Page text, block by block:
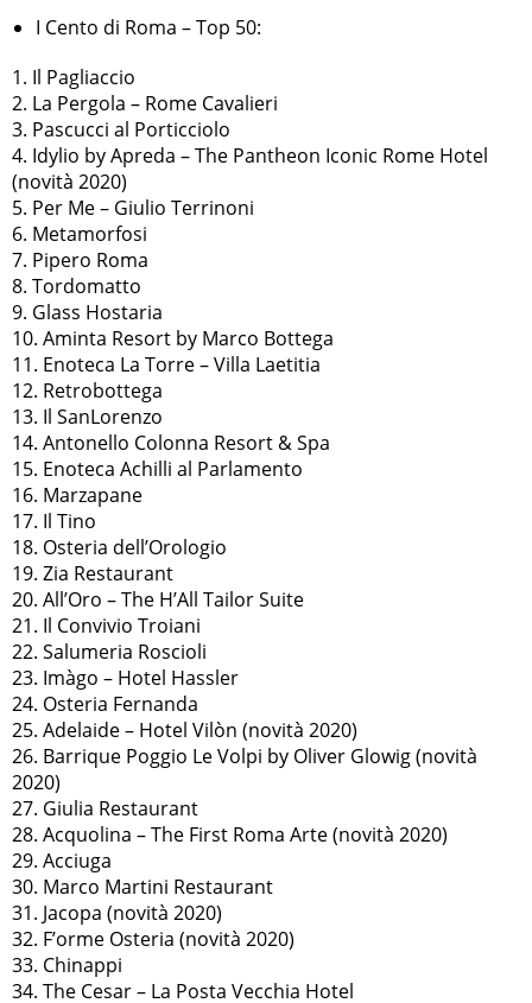
I Cento di Roma – Top 50:
1. Il Pagliaccio
2. La Pergola – Rome Cavalieri
3. Pascucci al Porticciolo
4. Idylio by Apreda – The Pantheon Iconic Rome Hotel
(novità 2020)
5. Per Me – Giulio Terrinoni
6. Metamorfosi
7. Pipero Roma
8. Tordomatto
9. Glass Hostaria
10. Aminta Resort by Marco Bottega
11. Enoteca La Torre – Villa Laetitia
12. Retrobottega
13. Il SanLorenzo
14. Antonello Colonna Resort & Spa
15. Enoteca Achilli al Parlamento
16. Marzapane
17. Il Tino
18. Osteria dell’Orologio
19. Zia Restaurant
20. All’Oro – The H’All Tailor Suite
21. Il Convivio Troiani
22. Salumeria Roscioli
23. Imàgo – Hotel Hassler
24. Osteria Fernanda
25. Adelaide – Hotel Vilòn (novità 2020)
26. Barrique Poggio Le Volpi by Oliver Glowig (novità
2020)
27. Giulia Restaurant
28. Acquolina – The First Roma Arte (novità 2020)
29. Acciuga
30. Marco Martini Restaurant
31. Jacopa (novità 2020)
32. F’orme Osteria (novità 2020)
33. Chinappi
34. The Cesar – La Posta Vecchia Hotel